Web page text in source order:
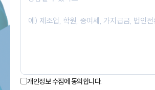
개인정보 수집에 동의합니다.